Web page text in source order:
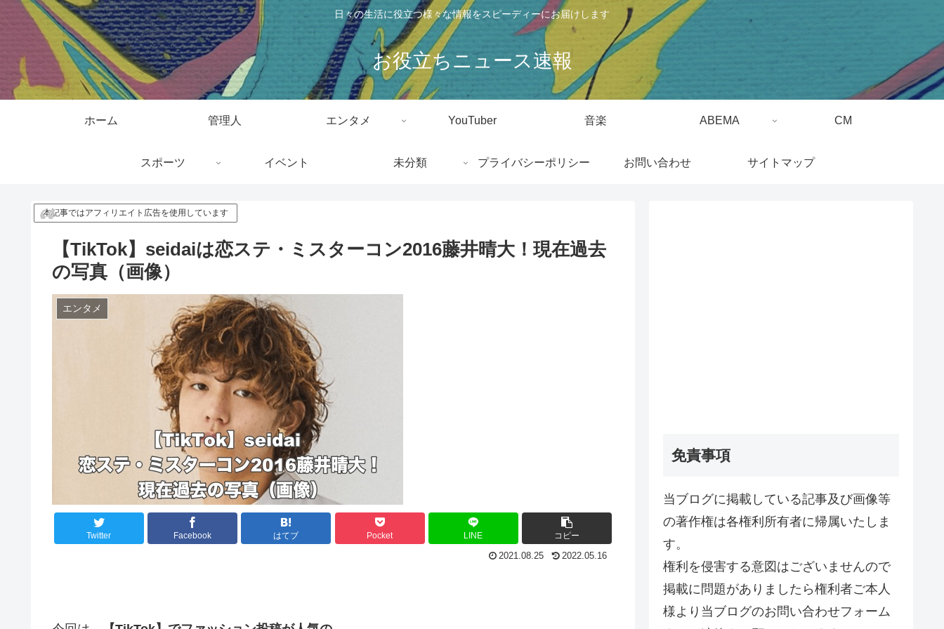
日々の生活に役立つ様々な情報をスピーディーにお届けします
お役立ちニュース速報
ホーム 管理人 エンタメ YouTuber 音楽 ABEMA CM
スポーツ イベント 未分類 プライバシーポリシー お問い合わせ サイトマップ
本記事ではアフィリエイト広告を使用しています
【TikTok】seidaiは恋ステ・ミスターコン2016藤井晴大！現在過去
の写真（画像）
エンタメ
Twitter Facebook はてブ Pocket LINE コピー
2021.08.25 2022.05.16
免責事項
当ブログに掲載している記事及び画像等
の著作権は各権利所有者に帰属いたしま
す。
権利を侵害する意図はございませんので
掲載に問題がありましたら権利者ご本人
様より当ブログのお問い合わせフォーム